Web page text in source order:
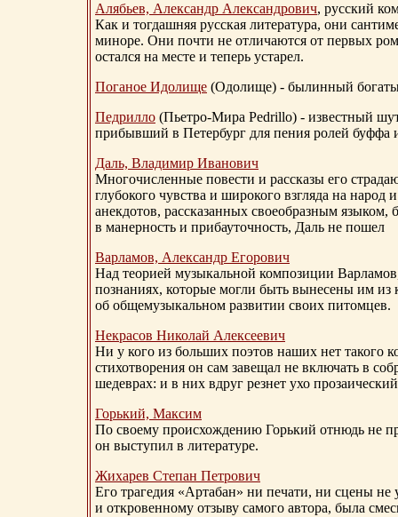
Алябьев, Александр Александрович, русский
Как и тогдашняя русская литература, они
миноре. Они почти не отличаются от первых
остался на месте и теперь устарел.
Поганое Идолище (Одолище) - былинный
Педрилло (Пьетро-Мира Pedrillo) - известный
прибывший в Петербург для пения ролей буффа
Даль, Владимир Иванович
Многочисленные повести и рассказы его
глубокого чувства и широкого взгляда на
анекдотов, рассказанных своеобразным
в манерность и прибауточность, Даль не пошел
Варламов, Александр Егорович
Над теорией музыкальной композиции
познаниях, которые могли быть вынесены им из
об общемузыкальном развитии своих питомцев.
Некрасов Николай Алексеевич
Ни у кого из больших поэтов наших нет такого
стихотворения он сам завещал не включать в
шедеврах: и в них вдруг резнет ухо
Горький, Максим
По своему происхождению Горький отнюдь не
он выступил в литературе.
Жихарев Степан Петрович
Его трагедия «Артабан» ни печати, ни сцены
и откровенному отзыву самого автора, была